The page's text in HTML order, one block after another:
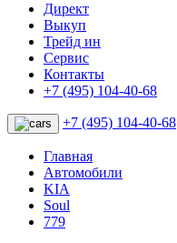
Директ
Выкуп
Трейд ин
Сервис
Контакты
+7 (495) 104-40-68
+7 (495) 104-40-68
Главная
Автомобили
KIA
Soul
779